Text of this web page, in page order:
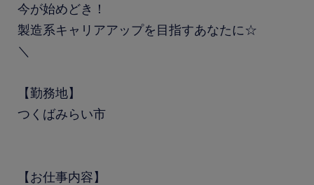
今が始めどき！
製造系キャリアアップを目指すあなたに☆
＼
【勤務地】
つくばみらい市
【お仕事内容】